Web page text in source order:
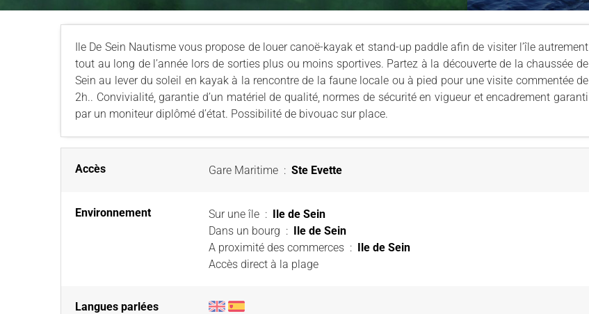
Ile De Sein Nautisme vous propose de louer canoë-kayak et stand-up paddle afin de visiter l’île autrement
tout au long de l’année lors de sorties plus ou moins sportives. Partez à la découverte de la chaussée de
Sein au lever du soleil en kayak à la rencontre de la faune locale ou à pied pour une visite commentée de
2h.. Convivialité, garantie d’un matériel de qualité, normes de sécurité en vigueur et encadrement garanti
par un moniteur diplômé d’état. Possibilité de bivouac sur place.
Accès Gare Maritime : Ste Evette
Environnement Sur une île : Ile de Sein
Dans un bourg : Ile de Sein
A proximité des commerces : Ile de Sein
Accès direct à la plage
Langues parlées